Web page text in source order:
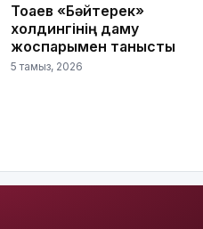
Тоқаев «Бәйтерек»
холдингінің даму
жоспарымен танысты
5 тамыз, 2026